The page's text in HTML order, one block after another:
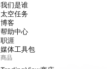
我们是谁
太空任务
博客
帮助中心
职涯
媒体工具包
商品